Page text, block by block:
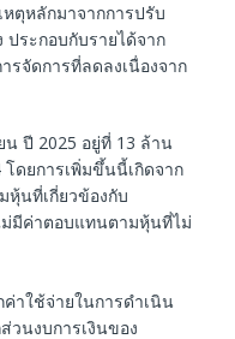
ตุหลักมาจากการปรับ
ระกอบกับรายได้จาก
รจัดการที่ลดลงเนื่องจาก
น ปี 2025 อยู่ที่ 13 ล้าน
ดยการเพิ่มขึ้นนี้เกิดจาก
หุ้นที่เกี่ยวข้องกับ
ม่มีค่าตอบแทนตามหุ้นที่ไม่
าใช้จ่ายในการดำเนิน
วนงบการเงินของ